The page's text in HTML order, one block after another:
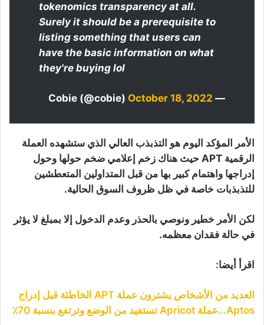
tokenomics transparency at all.
Surely it should be a prerequisite to
listing something that users can
have the basic information on what
they're buying lol
— Cobie (@cobie)
October 18, 2022
الأمر المؤكد اليوم هو التذبذب العالي الذي ستشهده العملة
الرقمية APT حيث هناك زخم إعلامي ضخم حولها وحول
إدراجها واهتمام كبير بها من قبل المتداولين المتعطشين
للتذبذبات خاصة في ظل ظروف السوق الحالية.
لكن الأمر خطير ونوصي بالحذر وعدم الدخول إلا بمبلغ لا يؤثر
في حالة فقدان معظمه.
اقرأ أيضا:
العديد من الأشخاص يشترون عملة APT الخاطئة قبل إدراج
Aptos…عملة Apricot تستفيد من الوضع وترتفع بنسبة 70٪